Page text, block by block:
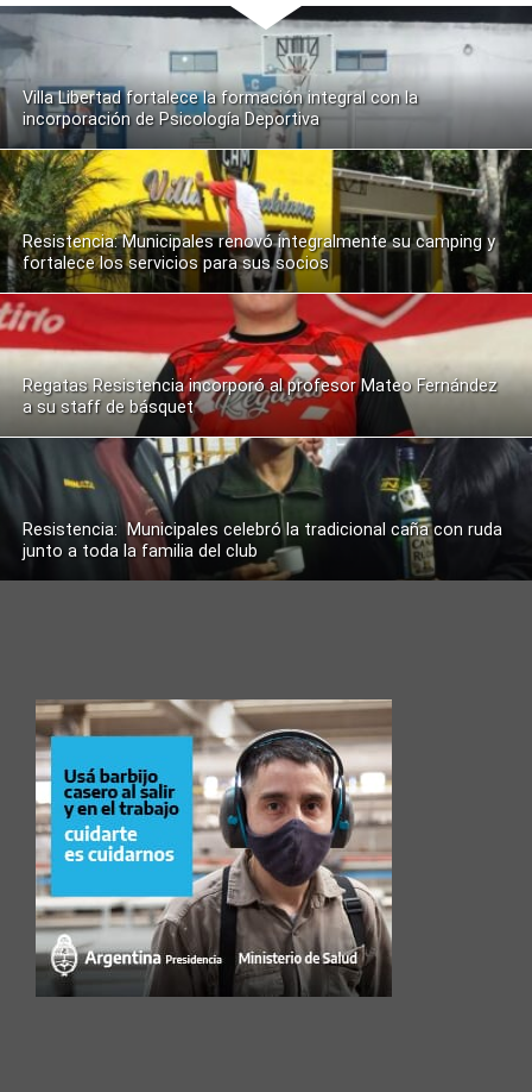
Villa Libertad fortalece la formación integral con la
incorporación de Psicología Deportiva
Resistencia: Municipales renovó integralmente su camping y
fortalece los servicios para sus socios
Regatas Resistencia incorporó al profesor Mateo Fernández
a su staff de básquet
Resistencia: Municipales celebró la tradicional caña con ruda
junto a toda la familia del club